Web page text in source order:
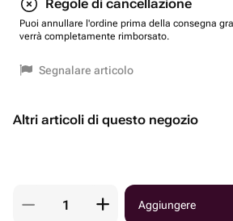
Regole di cancellazione
Puoi annullare l'ordine prima della consegna
verrà completamente rimborsato.
Segnalare articolo
Altri articoli di questo negozio
Aggiungere